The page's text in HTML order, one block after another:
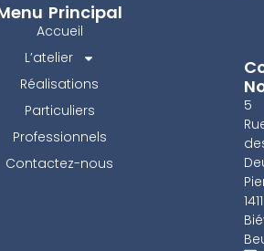
Principal
Accueil
L’atelier
Réalisations
Particuliers
Professionnels
Contactez-nous
5